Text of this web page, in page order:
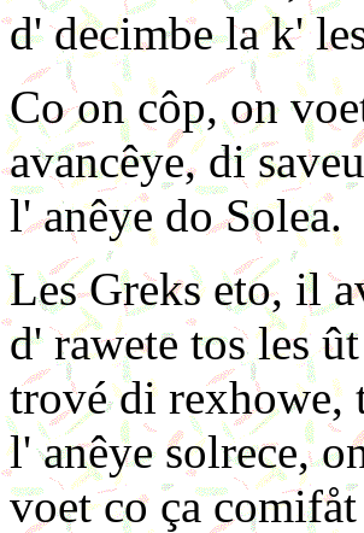
d' decimbe la k'
Co on côp, on
avancêye, di
l' anêye do Solea.
Les Greks eto, il
d' rawete tos les
trové di rexhowe,
l' anêye solrece,
voet co ça